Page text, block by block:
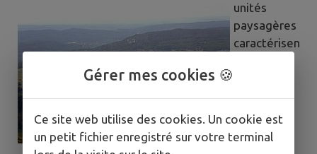
unités
paysagères
caractérisen
communal
de 38km2
dont
Gérer mes cookies 🍪
Ce site web utilise des cookies. Un cookie est
un petit fichier enregistré sur votre terminal